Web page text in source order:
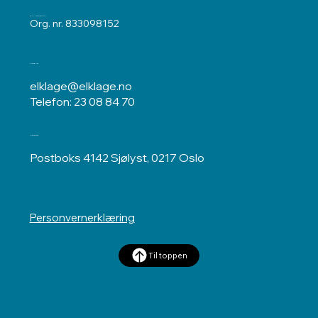
ELKLAGENEMNDA
Org. nr. 833098152
Kontakt oss
elklage@elklage.no
Telefon: 23 08 84 70
Postadresse
Postboks 4142 Sjølyst, 0217 Oslo
Personvernerklæring
Til toppen